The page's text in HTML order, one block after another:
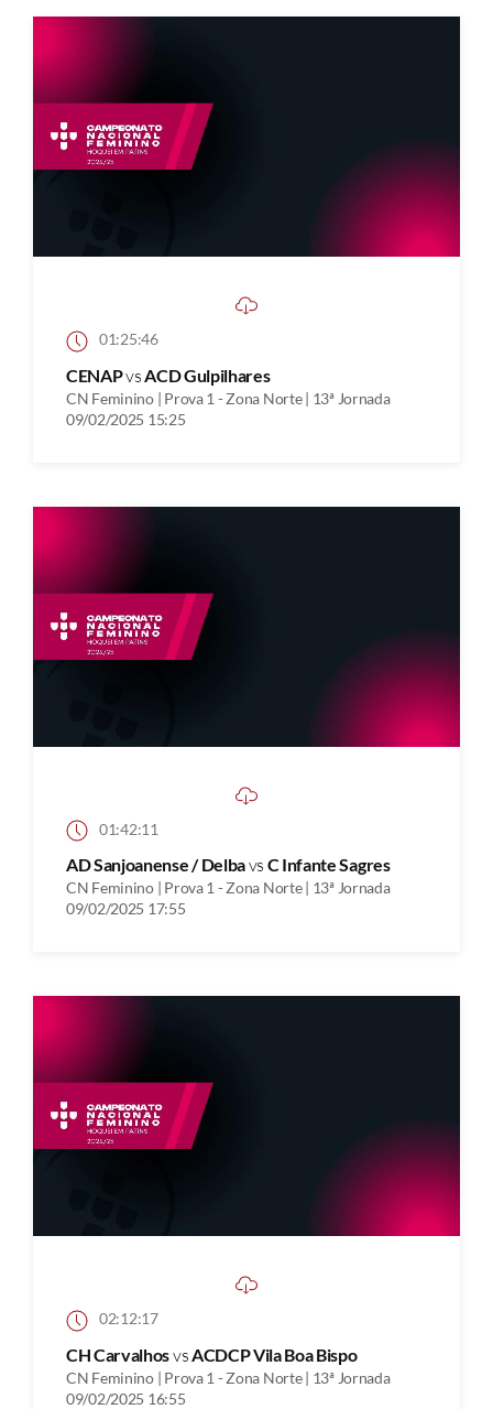
01:25:46
CENAPvsACD Gulpilhares
CN Feminino | Prova 1 - Zona Norte | 13ª Jornada
09/02/2025 15:25
01:42:11
AD Sanjoanense / Delbavs C Infante Sagres
CN Feminino | Prova 1 - Zona Norte | 13ª Jornada
09/02/2025 17:55
02:12:17
CH Carvalhosvs ACDCP Vila Boa Bispo
CN Feminino | Prova 1 - Zona Norte | 13ª Jornada
09/02/2025 16:55